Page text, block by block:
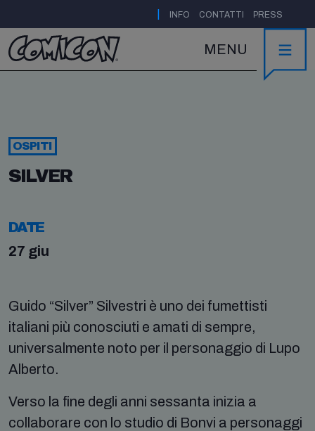
INFO CONTATTI PRESS
MENU
OSPITI
SILVER
DATE
27 giu
Guido “Silver” Silvestri è uno dei fumettisti
italiani più conosciuti e amati di sempre,
universalmente noto per il personaggio di Lupo
Alberto.
Verso la fine degli anni sessanta inizia a
collaborare con lo studio di Bonvi a personaggi